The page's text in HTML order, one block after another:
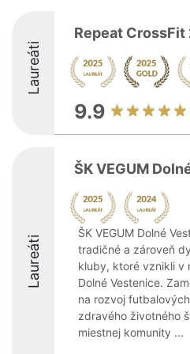
Laureáti
Repeat CrossFit
9.9
Laureáti
ŠK VEGUM
ŠK VEGUM Dolné
tradičné a zároveň
kluby, ktoré vznikli v
Dolné Vestenice.
na rozvoj
zdravého životného
miestnej komunity ...